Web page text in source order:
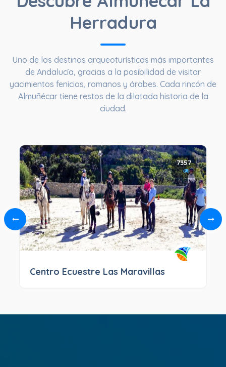
Herradura
Uno de los destinos arqueoturísticos más importantes
de Andalucía, gracias a la posibilidad de visitar
yacimientos fenicios, romanos y árabes. Cada rincón de
Almuñécar tiene restos de la dilatada historia de la
ciudad.
7357
Centro Ecuestre Las Maravillas